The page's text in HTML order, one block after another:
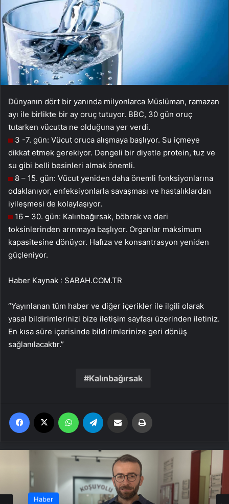
Dünyanın dört bir yanında milyonlarca Müslüman, ramazan
ayı ile birlikte bir ay oruç tutuyor. BBC, 30 gün oruç
tutarken vücutta ne olduğuna yer verdi.
3 -7. gün: Vücut oruca alışmaya başlıyor. Su içmeye
dikkat etmek gerekiyor. Dengeli bir diyetle protein, tuz ve
su gibi belli besinleri almak önemli.
8 – 15. gün: Vücut yeniden daha önemli fonksiyonlarına
odaklanıyor, enfeksiyonlarla savaşması ve hastalıklardan
iyileşmesi de kolaylaşıyor.
16 – 30. gün: Kalınbağırsak, böbrek ve deri
toksinlerinden arınmaya başlıyor. Organlar maksimum
kapasitesine dönüyor. Hafıza ve konsantrasyon yeniden
güçleniyor.
Haber Kaynak : SABAH.COM.TR
“Yayınlanan tüm haber ve diğer içerikler ile ilgili olarak
yasal bildirimlerinizi bize iletişim sayfası üzerinden iletiniz.
En kısa süre içerisinde bildirimlerinize geri dönüş
sağlanılacaktır.”
Kalınbağırsak
Facebook WhatsApp Email'den paylaş
Haber